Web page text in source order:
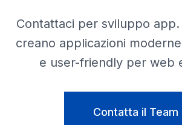
Contattaci per sviluppo
creano applicazioni
e user-friendly per web
Contatta il Team